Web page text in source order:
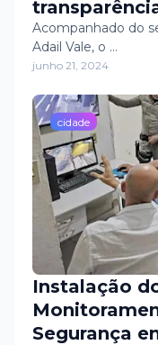
entregue
do Rio
Tribunal de
(TCE/RN) e
Contas
Acompanhado do
Adail Vale, o …
junho 21, 2024
cidade
Instalação
Segurança